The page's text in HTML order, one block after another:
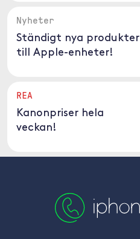
Nyheter
Ständigt nya produkter
till Apple-enheter!
REA
Kanonpriser hela
veckan!